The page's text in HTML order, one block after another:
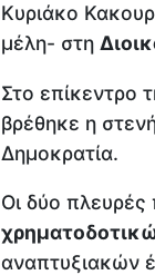
Κυριάκο
μέλη- στη
Στο επίκεντρο
βρέθηκε η
Δημοκρατία.
Οι δύο
αναπτυξιακών